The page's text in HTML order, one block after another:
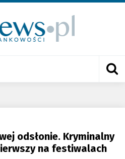
odsłonie. Kryminalny
na festiwalach